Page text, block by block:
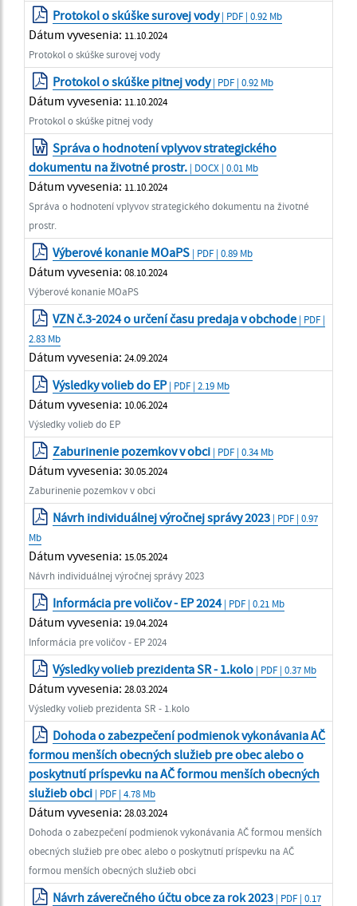
Protokol o skúške surovej vody| PDF | 0.92 Mb
Dátum vyvesenia: 11.10.2024
Protokol o skúške surovej vody
Protokol o skúške pitnej vody| PDF | 0.92 Mb
Dátum vyvesenia: 11.10.2024
Protokol o skúške pitnej vody
Správa o hodnotení vplyvov strategického
dokumentu na životné prostr. | DOCX | 0.01 Mb
Dátum vyvesenia: 11.10.2024
Správa o hodnotení vplyvov strategického dokumentu na životné
prostr.
Výberové konanie MOaPS | PDF | 0.89 Mb
Dátum vyvesenia: 08.10.2024
Výberové konanie MOaPS
VZN č.3-2024 o určení času predaja v obchode | PDF |
2.83 Mb
Dátum vyvesenia: 24.09.2024
Výsledky volieb do EP| PDF | 2.19 Mb
Dátum vyvesenia: 10.06.2024
Výsledky volieb do EP
Zaburinenie pozemkov v obci | PDF | 0.34 Mb
Dátum vyvesenia: 30.05.2024
Zaburinenie pozemkov v obci
Návrh individuálnej výročnej správy 2023 | PDF | 0.97
Mb
Dátum vyvesenia: 15.05.2024
Návrh individuálnej výročnej správy 2023
Informácia pre voličov - EP 2024| PDF | 0.21 Mb
Dátum vyvesenia: 19.04.2024
Informácia pre voličov - EP 2024
Výsledky volieb prezidenta SR - 1.kolo | PDF | 0.37 Mb
Dátum vyvesenia: 28.03.2024
Výsledky volieb prezidenta SR - 1.kolo
Dohoda o zabezpečení podmienok vykonávania AČ
formou menších obecných služieb pre obec alebo o
poskytnutí príspevku na AČ formou menších obecných
služieb obci | PDF | 4.78 Mb
Dátum vyvesenia: 28.03.2024
Dohoda o zabezpečení podmienok vykonávania AČ formou menších
obecných služieb pre obec alebo o poskytnutí príspevku na AČ
formou menších obecných služieb obci
Návrh záverečného účtu obce za rok 2023 | PDF | 0.17